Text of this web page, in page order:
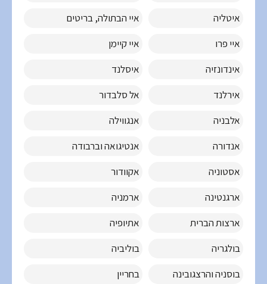
איטליה
איי הבתולה, בריטים
איי פרו
איי קיימן
אינדונזיה
איסלנד
אירלנד
אל סלבדור
אלבניה
אנגווילה
אנדורה
אנטיגואה וברבודה
אסטוניה
אקוודור
ארגנטינה
ארמניה
ארצות הברית
אתיופיה
בולגריה
בוליביה
בוסניה והרצגובינה
בחריין